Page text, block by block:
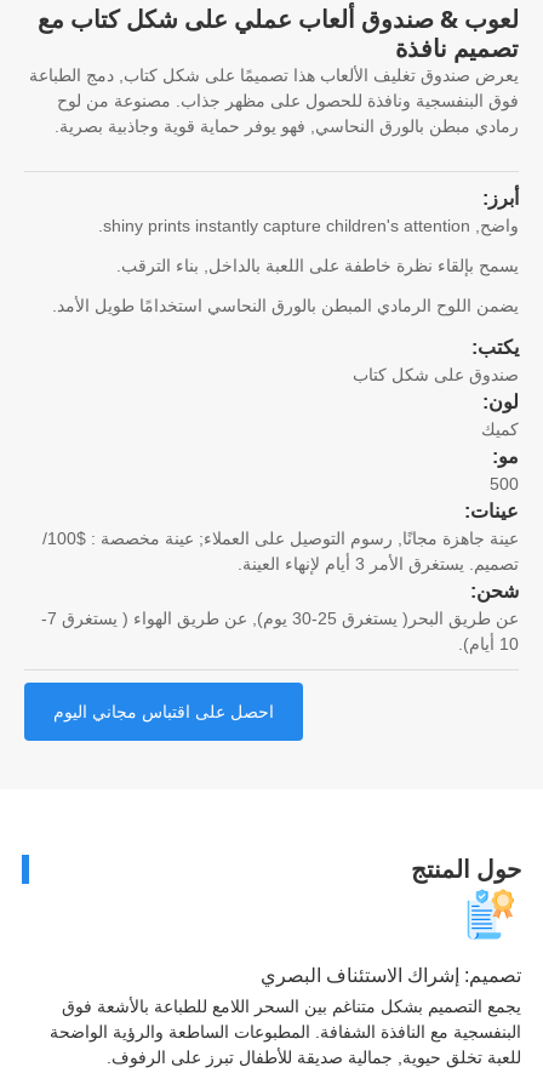
& صندوق ألعاب عملي على شكل كتاب مع
نافذة
صندوق تغليف الألعاب هذا تصميمًا على شكل كتاب, دمج الطباعة
البنفسجية ونافذة للحصول على مظهر جذاب. مصنوعة من لوح
مبطن بالورق النحاسي, فهو يوفر حماية قوية وجاذبية بصرية.
shiny prints instantly capture children's attention
.
بإلقاء نظرة خاطفة على اللعبة بالداخل, بناء الترقب.
اللوح الرمادي المبطن بالورق النحاسي استخدامًا طويل الأمد.
على شكل كتاب
عينة جاهزة مجانًا, رسوم التوصيل على العملاء; عينة مخصصة : $100/
يستغرق الأمر 3 أيام لإنهاء العينة.
عن طريق البحر( يستغرق 25-30 يوم), عن طريق الهواء ( يستغرق 7-
احصل على اقتباس مجاني اليوم
المنتج
إشراك الاستئناف البصري
التصميم بشكل متناغم بين السحر اللامع للطباعة بالأشعة فوق
مع النافذة الشفافة. المطبوعات الساطعة والرؤية الواضحة
تخلق حيوية, جمالية صديقة للأطفال تبرز على الرفوف.